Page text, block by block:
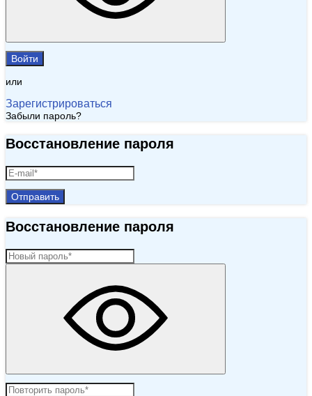
Войти
или
Зарегистрироваться
Забыли пароль?
Восстановление пароля
Отправить
Восстановление пароля